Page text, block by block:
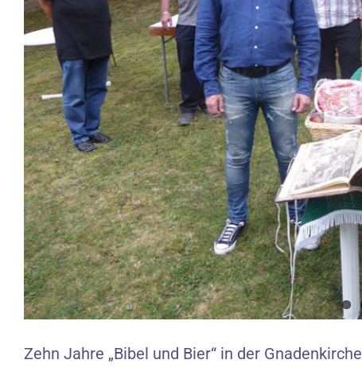
Zehn Jahre „Bibel und Bier“ in der Gnadenkirche